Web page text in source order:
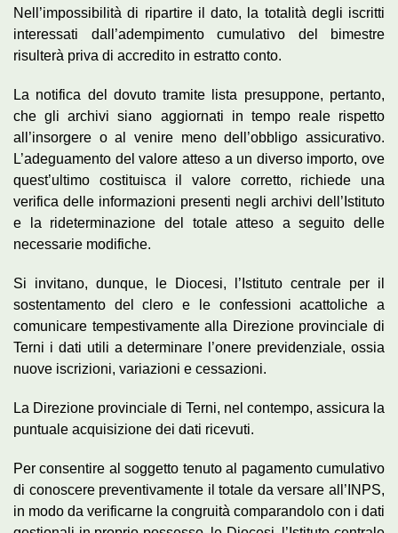
Nell’impossibilità di ripartire il dato, la totalità degli iscritti
interessati dall’adempimento cumulativo del bimestre
risulterà priva di accredito in estratto conto.
La notifica del dovuto tramite lista presuppone, pertanto,
che gli archivi siano aggiornati in tempo reale rispetto
all’insorgere o al venire meno dell’obbligo assicurativo.
L’adeguamento del valore atteso a un diverso importo, ove
quest’ultimo costituisca il valore corretto, richiede una
verifica delle informazioni presenti negli archivi dell’Istituto
e la rideterminazione del totale atteso a seguito delle
necessarie modifiche.
Si invitano, dunque, le Diocesi, l’Istituto centrale per il
sostentamento del clero e le confessioni acattoliche a
comunicare tempestivamente alla Direzione provinciale di
Terni i dati utili a determinare l’onere previdenziale, ossia
nuove iscrizioni, variazioni e cessazioni.
La Direzione provinciale di Terni, nel contempo, assicura la
puntuale acquisizione dei dati ricevuti.
Per consentire al soggetto tenuto al pagamento cumulativo
di conoscere preventivamente il totale da versare all’INPS,
in modo da verificarne la congruità comparandolo con i dati